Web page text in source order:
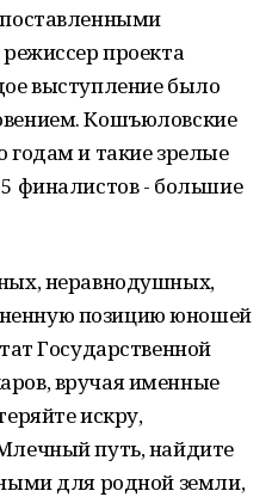
проекта
выступление было
Кошъюловские
годам и такие зрелые
финалистов - большие
неравнодушных,
позицию юношей
Государственной
вручая именные
искру,
путь, найдите
для родной земли,